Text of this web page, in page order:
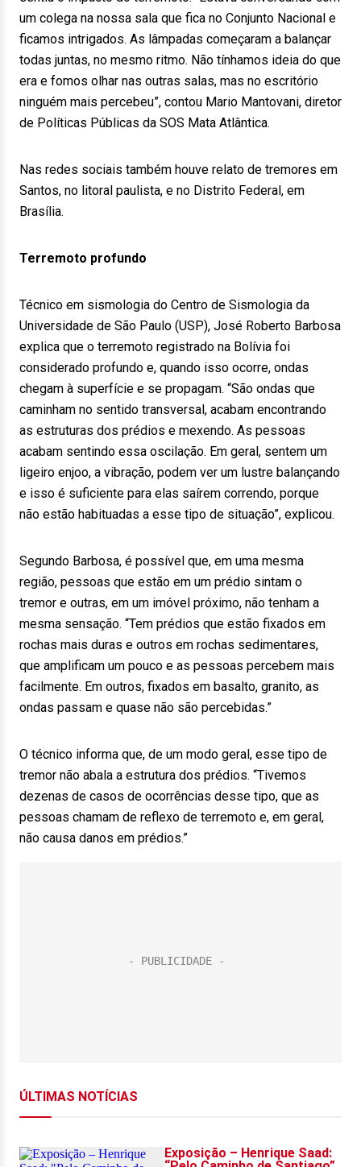
um colega na nossa sala que fica no Conjunto Nacional e
ficamos intrigados. As lâmpadas começaram a balançar
todas juntas, no mesmo ritmo. Não tínhamos ideia do que
era e fomos olhar nas outras salas, mas no escritório
ninguém mais percebeu”, contou Mario Mantovani, diretor
de Políticas Públicas da SOS Mata Atlântica.
Nas redes sociais também houve relato de tremores em
Santos, no litoral paulista, e no Distrito Federal, em
Brasília.
Terremoto profundo
Técnico em sismologia do Centro de Sismologia da
Universidade de São Paulo (USP), José Roberto Barbosa
explica que o terremoto registrado na Bolívia foi
considerado profundo e, quando isso ocorre, ondas
chegam à superfície e se propagam. “São ondas que
caminham no sentido transversal, acabam encontrando
as estruturas dos prédios e mexendo. As pessoas
acabam sentindo essa oscilação. Em geral, sentem um
ligeiro enjoo, a vibração, podem ver um lustre balançando
e isso é suficiente para elas saírem correndo, porque
não estão habituadas a esse tipo de situação”, explicou.
Segundo Barbosa, é possível que, em uma mesma
região, pessoas que estão em um prédio sintam o
tremor e outras, em um imóvel próximo, não tenham a
mesma sensação. “Tem prédios que estão fixados em
rochas mais duras e outros em rochas sedimentares,
que amplificam um pouco e as pessoas percebem mais
facilmente. Em outros, fixados em basalto, granito, as
ondas passam e quase não são percebidas.”
O técnico informa que, de um modo geral, esse tipo de
tremor não abala a estrutura dos prédios. “Tivemos
dezenas de casos de ocorrências desse tipo, que as
pessoas chamam de reflexo de terremoto e, em geral,
não causa danos em prédios.”